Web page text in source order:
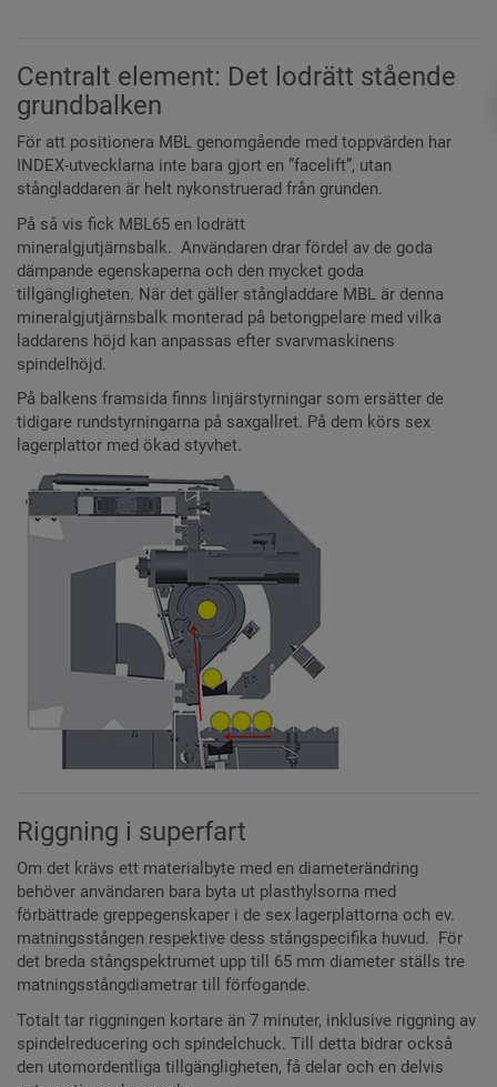
Centralt element: Det lodrätt stående
grundbalken
För att positionera MBL genomgående med toppvärden har
INDEX-utvecklarna inte bara gjort en ”facelift”, utan
stångladdaren är helt nykonstruerad från grunden.
På så vis fick MBL65 en lodrätt
mineralgjutjärnsbalk. Användaren drar fördel av de goda
dämpande egenskaperna och den mycket goda
tillgängligheten. När det gäller stångladdare MBL är denna
mineralgjutjärnsbalk monterad på betongpelare med vilka
laddarens höjd kan anpassas efter svarvmaskinens
spindelhöjd.
På balkens framsida finns linjärstyrningar som ersätter de
tidigare rundstyrningarna på saxgallret. På dem körs sex
lagerplattor med ökad styvhet.
Riggning i superfart
Om det krävs ett materialbyte med en diameterändring
behöver användaren bara byta ut plasthylsorna med
förbättrade greppegenskaper i de sex lagerplattorna och ev.
matningsstången respektive dess stångspecifika huvud. För
det breda stångspektrumet upp till 65 mm diameter ställs tre
matningsstångdiametrar till förfogande.
Totalt tar riggningen kortare än 7 minuter, inklusive riggning av
spindelreducering och spindelchuck. Till detta bidrar också
den utomordentliga tillgängligheten, få delar och en delvis